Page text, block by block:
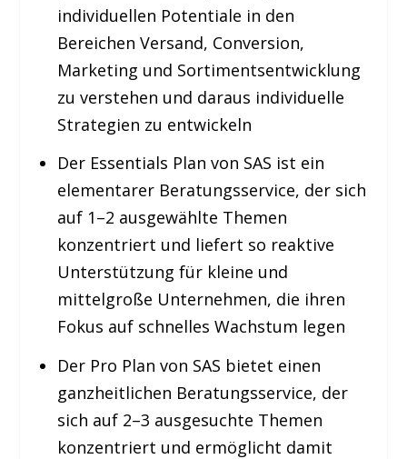
individuellen Potentiale in den
Bereichen Versand, Conversion,
Marketing und Sortimentsentwicklung
zu verstehen und daraus individuelle
Strategien zu entwickeln
Der Essentials Plan von SAS ist ein
elementarer Beratungsservice, der sich
auf 1–2 ausgewählte Themen
konzentriert und liefert so reaktive
Unterstützung für kleine und
mittelgroße Unternehmen, die ihren
Fokus auf schnelles Wachstum legen
Der Pro Plan von SAS bietet einen
ganzheitlichen Beratungsservice, der
sich auf 2–3 ausgesuchte Themen
konzentriert und ermöglicht damit